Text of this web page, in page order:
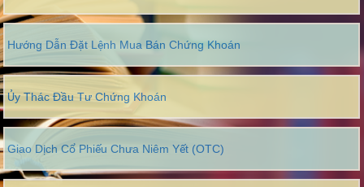
Hướng Dẫn Đặt Lệnh Mua Bán Chứng Khoán
Ủy Thác Đầu Tư Chứng Khoán
Giao Dịch Cổ Phiếu Chưa Niêm Yết (OTC)